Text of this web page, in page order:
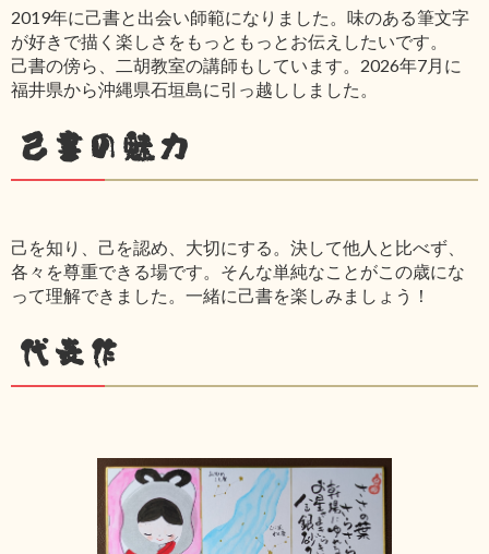
2019年に己書と出会い師範になりました。味のある筆文字
が好きで描く楽しさをもっともっとお伝えしたいです。
己書の傍ら、二胡教室の講師もしています。2026年7月に
福井県から沖縄県石垣島に引っ越ししました。
己書の魅力
己を知り、己を認め、大切にする。決して他人と比べず、
各々を尊重できる場です。そんな単純なことがこの歳にな
って理解できました。一緒に己書を楽しみましょう！
代表作